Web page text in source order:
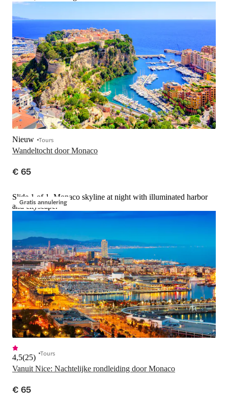
Wandeltocht door Monaco
Nieuw Tours
€ 65
Gratis annulering
Slide 1 of 1, Monaco skyline at night with illuminated harbor
and cityscape.
Vanuit Nice: Nachtelijke rondleiding door Monaco
4,5(25) Tours
€ 65